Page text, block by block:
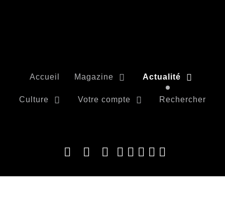
Accueil Magazine Actualité
Culture Votre compte Rechercher